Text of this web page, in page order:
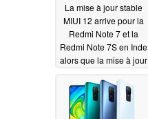
La mise à jour stable
MIUI 12 arrive pour la
Redmi Note 7 et la
Redmi Note 7S en Inde
alors que la mise à jour
8 et est étendue pour
le Mi 9T et la Redmi
K20 07/31/2020